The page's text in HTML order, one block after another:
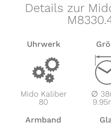
Details zur
Uhrwerk
v
Mido Kaliber
80
∅
Armband